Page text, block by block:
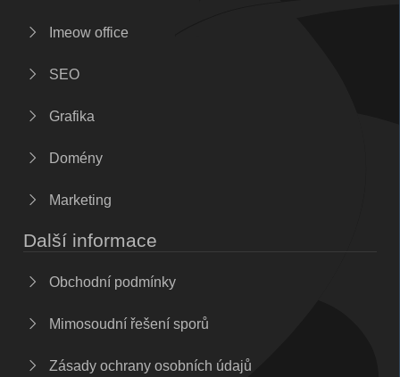
Imeow office
SEO
Grafika
Domény
Marketing
Další informace
Obchodní podmínky
Mimosoudní řešení sporů
Zásady ochrany osobních údajů